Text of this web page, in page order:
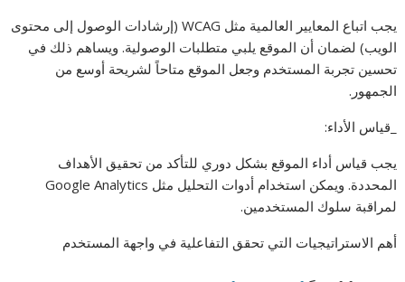
يجب اتباع المعايير العالمية مثل WCAG (إرشادات الوصول إلى محتوى
الويب) لضمان أن الموقع يلبي متطلبات الوصولية. ويساهم ذلك في
تحسين تجربة المستخدم وجعل الموقع متاحاً لشريحة أوسع من
الجمهور.
_قياس الأداء:
يجب قياس أداء الموقع بشكل دوري للتأكد من تحقيق الأهداف
المحددة. ويمكن استخدام أدوات التحليل مثل Google Analytics
لمراقبة سلوك المستخدمين.
أهم الاستراتيجيات التي تحقق التفاعلية في واجهة المستخدم